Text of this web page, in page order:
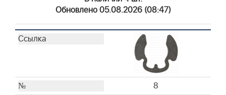
Обновлено 05.08.2026 (08:47)
8